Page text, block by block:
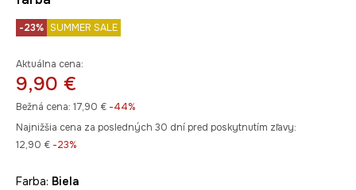
-23% SUMMER SALE
Aktuálna cena:
9,90 €
Bežná cena: 17,90 € -44%
Najnižšia cena za posledných 30 dní pred poskytnutím zľavy:
12,90 € -23%
Farba: biela